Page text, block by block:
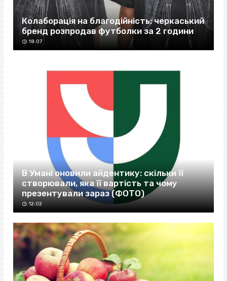
Колаборація на благодійність: черкаський
бренд розпродав футболки за 2 години
18:07
В Умані оновили айдентику: скільки її
створювали, яка її вартість та чому
презентували зараз (ФОТО)
12:02